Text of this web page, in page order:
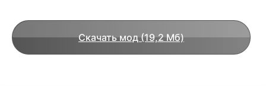
Скачать мод (19,2 Мб)